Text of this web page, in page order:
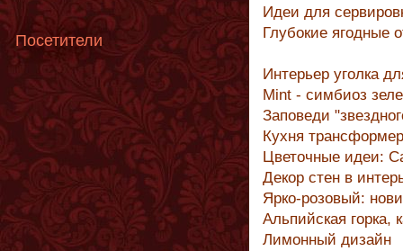
Идеи для
Глубокие ягодные
Интерьер уголка
Mint - симбиоз
Заповеди
Кухня трансформер
Цветочные идеи:
Декор стен в
Ярко-розовый:
Альпийская горка,
Лимонный дизайн
Посетители